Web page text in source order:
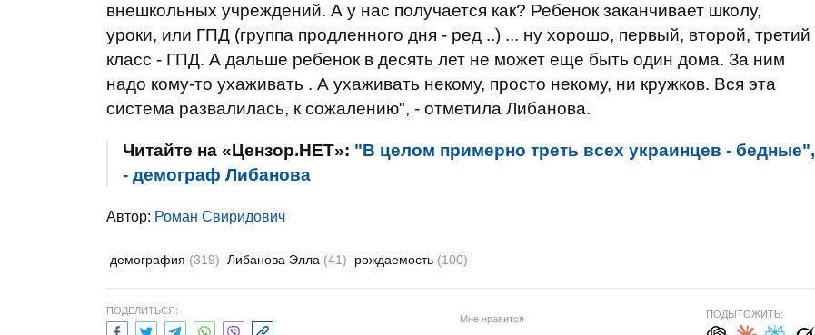
внешкольных учреждений. А у нас получается как? Ребенок заканчивает школу,
уроки, или ГПД (группа продленного дня - ред ..) ... ну хорошо, первый, второй, третий
класс - ГПД. А дальше ребенок в десять лет не может еще быть один дома. За ним
надо кому-то ухаживать . А ухаживать некому, просто некому, ни кружков. Вся эта
система развалилась, к сожалению", - отметила Либанова.
Читайте на «Цензор.НЕТ»: "В целом примерно треть всех украинцев - бедные",
- демограф Либанова
Автор: Роман Свиридович
демография (319) Либанова Элла (41) рождаемость (100)
ПОДЕЛИТЬСЯ:
Мне нравится ПОДЫТОЖИТЬ: